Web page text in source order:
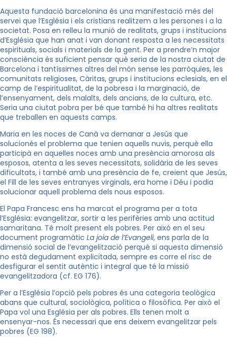
Aquesta fundació barcelonina és una manifestació més del
servei que l’Església i els cristians realitzem a les persones i a la
societat. Posa en relleu la munió de realitats, grups i institucions
d’Església que han anat i van donant resposta a les necessitats
espirituals, socials i materials de la gent. Per a prendre’n major
consciència és suficient pensar què seria de la nostra ciutat de
Barcelona i tantíssimes altres del món sense les parròquies, les
comunitats religioses, Càritas, grups i institucions eclesials, en el
camp de l’espiritualitat, de la pobresa i la marginació, de
l’ensenyament, dels malalts, dels ancians, de la cultura, etc.
Seria una ciutat pobra per bé que també hi ha altres realitats
que treballen en aquests camps.
Maria en les noces de Canà va demanar a Jesús que
solucionés el problema que tenien aquells nuvis, perquè ella
participà en aquelles noces amb una presència amorosa als
esposos, atenta a les seves necessitats, solidària de les seves
dificultats, i també amb una presència de fe, creient que Jesús,
el Fill de les seves entranyes virginals, era home i Déu i podia
solucionar aquell problema dels nous esposos.
El Papa Francesc ens ha marcat el programa per a tota
l’Església: evangelitzar, sortir a les perifèries amb una actitud
samaritana. Té molt present els pobres. Per això en el seu
document programàtic La joia de l’Evangeli, ens parla de la
dimensió social de l’evangelització perquè si aquesta dimensió
no està degudament explicitada, sempre es corre el risc de
desfigurar el sentit autèntic i integral que té la missió
evangelitzadora (cf. EG 176).
Per a l’Església l’opció pels pobres és una categoria teològica
abans que cultural, sociològica, política o filosòfica. Per això el
Papa vol una Església per als pobres. Ells tenen molt a
ensenyar-nos. És necessari que ens deixem evangelitzar pels
pobres (EG 198).